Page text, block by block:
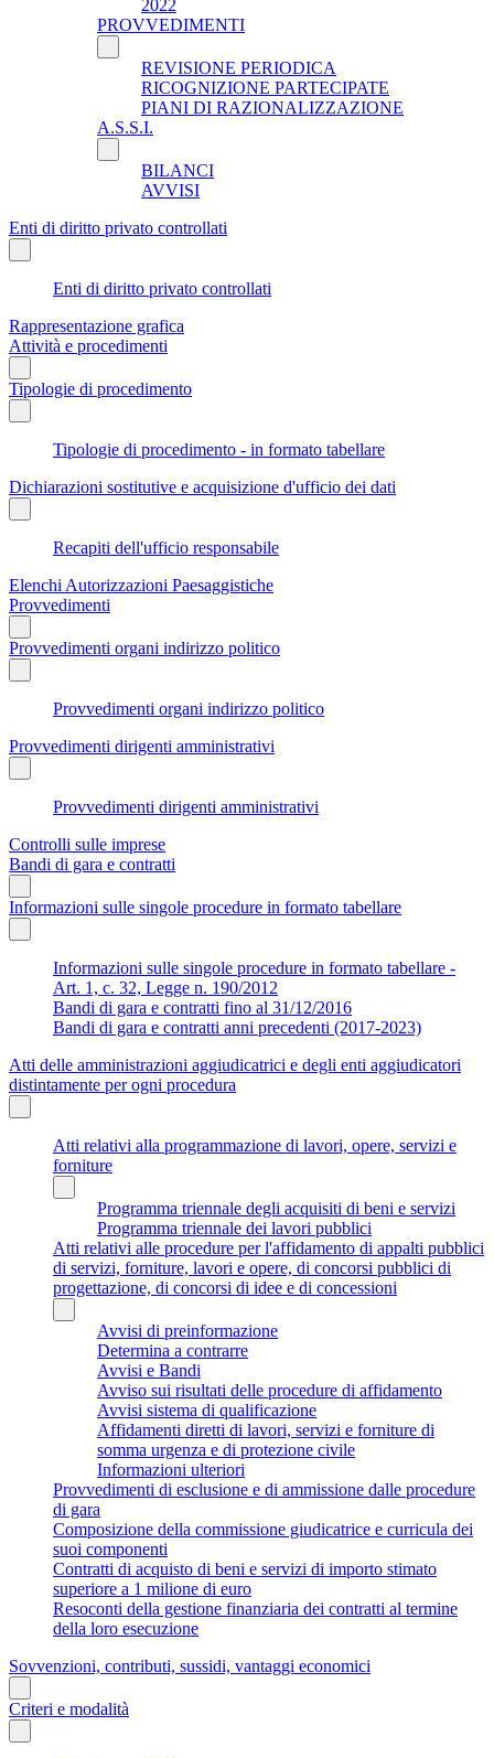
2022
PROVVEDIMENTI
REVISIONE PERIODICA
RICOGNIZIONE PARTECIPATE
PIANI DI RAZIONALIZZAZIONE
A.S.S.I.
BILANCI
AVVISI
Enti di diritto privato controllati
Enti di diritto privato controllati
Rappresentazione grafica
Attività e procedimenti
Tipologie di procedimento
Tipologie di procedimento - in formato tabellare
Dichiarazioni sostitutive e acquisizione d'ufficio dei dati
Recapiti dell'ufficio responsabile
Elenchi Autorizzazioni Paesaggistiche
Provvedimenti
Provvedimenti organi indirizzo politico
Provvedimenti organi indirizzo politico
Provvedimenti dirigenti amministrativi
Provvedimenti dirigenti amministrativi
Controlli sulle imprese
Bandi di gara e contratti
Informazioni sulle singole procedure in formato tabellare
Informazioni sulle singole procedure in formato tabellare -
Art. 1, c. 32, Legge n. 190/2012
Bandi di gara e contratti fino al 31/12/2016
Bandi di gara e contratti anni precedenti (2017-2023)
Atti delle amministrazioni aggiudicatrici e degli enti aggiudicatori
distintamente per ogni procedura
Atti relativi alla programmazione di lavori, opere, servizi e
forniture
Programma triennale degli acquisiti di beni e servizi
Programma triennale dei lavori pubblici
Atti relativi alle procedure per l'affidamento di appalti pubblici
di servizi, forniture, lavori e opere, di concorsi pubblici di
progettazione, di concorsi di idee e di concessioni
Avvisi di preinformazione
Determina a contrarre
Avvisi e Bandi
Avviso sui risultati delle procedure di affidamento
Avvisi sistema di qualificazione
Affidamenti diretti di lavori, servizi e forniture di
somma urgenza e di protezione civile
Informazioni ulteriori
Provvedimenti di esclusione e di ammissione dalle procedure
di gara
Composizione della commissione giudicatrice e curricula dei
suoi componenti
Contratti di acquisto di beni e servizi di importo stimato
superiore a 1 milione di euro
Resoconti della gestione finanziaria dei contratti al termine
della loro esecuzione
Sovvenzioni, contributi, sussidi, vantaggi economici
Criteri e modalità